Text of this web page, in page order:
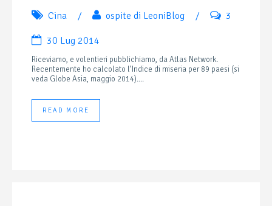
Cina / ospite di LeoniBlog / 3
30 Lug 2014
Riceviamo, e volentieri pubblichiamo, da Atlas Network.
Recentemente ho calcolato l’Indice di miseria per 89 paesi (si
veda Globe Asia, maggio 2014)....
READ MORE